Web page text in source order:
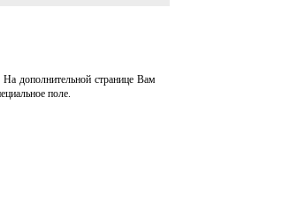
дополнительной странице Вам
поле.